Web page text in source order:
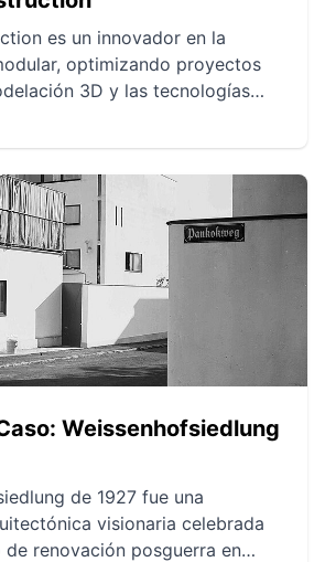
es un innovador en la
optimizando proyectos
3D y las tecnologías
prefabricación, reduciendo el
y la huella de carbono.
de Turner redefinen el futuro de
urbana con estructuras
Weissenhofsiedlung
de 1927 fue una
visionaria celebrada
renovación posguerra en